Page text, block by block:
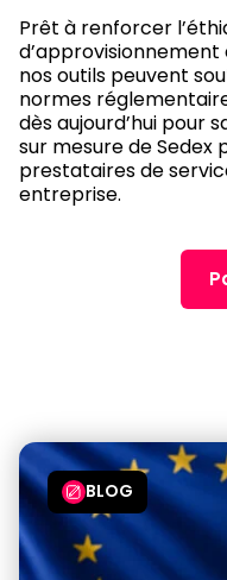
Prêt à renforcer
nos outils peuvent
normes
dès aujourd’hui pour
sur mesure de Sedex
prestataires de
entreprise.
BLOG